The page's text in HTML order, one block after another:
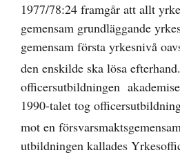
1977/78:24 framgår att allt
gemensam grundläggande
gemensam första yrkesnivå
den enskilde ska lösa efterhand.
officersutbildningen
1990-talet tog
mot en
utbildningen kallades